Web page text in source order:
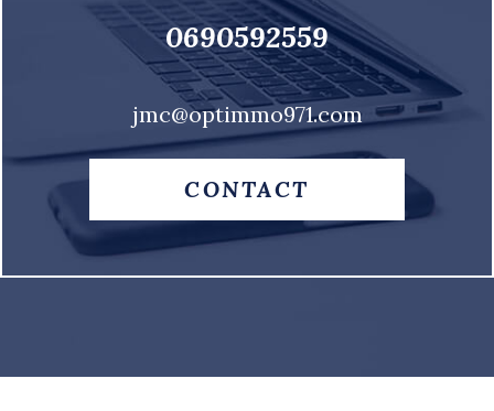
0690592559
jmc@optimmo971.com
CONTACT